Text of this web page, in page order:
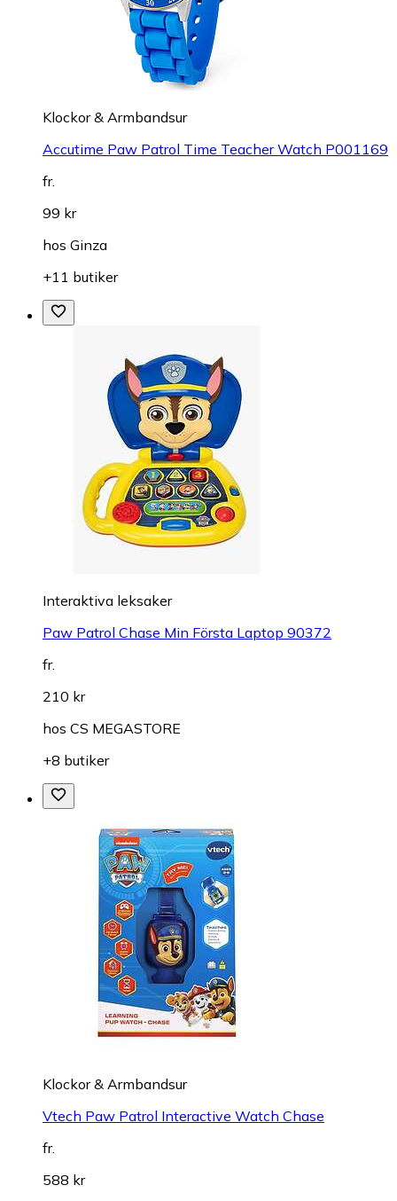
Klockor & Armbandsur
Accutime Paw Patrol Time Teacher Watch P001169
fr.
99 kr
hos Ginza
+11 butiker
Interaktiva leksaker
Paw Patrol Chase Min Första Laptop 90372
fr.
210 kr
hos CS MEGASTORE
+8 butiker
Klockor & Armbandsur
Vtech Paw Patrol Interactive Watch Chase
fr.
588 kr